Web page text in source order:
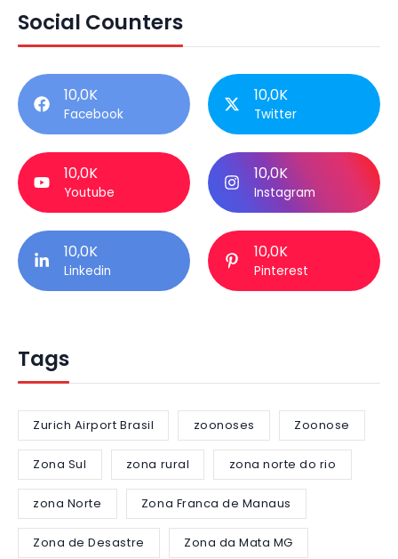
Social Counters
10,0K
Facebook
10,0K
Twitter
10,0K
Youtube
10,0K
Instagram
10,0K
Linkedin
10,0K
Pinterest
Tags
Zurich Airport Brasil zoonoses Zoonose
Zona Sul zona rural zona norte do rio
zona Norte Zona Franca de Manaus
Zona de Desastre Zona da Mata MG